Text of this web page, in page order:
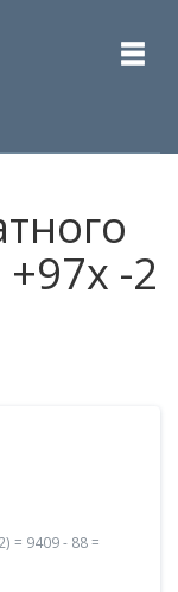
-2
= 9409 - 88 =